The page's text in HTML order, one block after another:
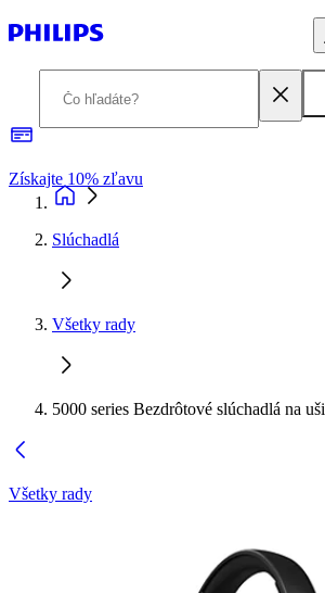
Získajte 10% zľavu
Slúchadlá
Všetky rady
5000 series Bezdrôtové slúchadlá na uši
Všetky rady